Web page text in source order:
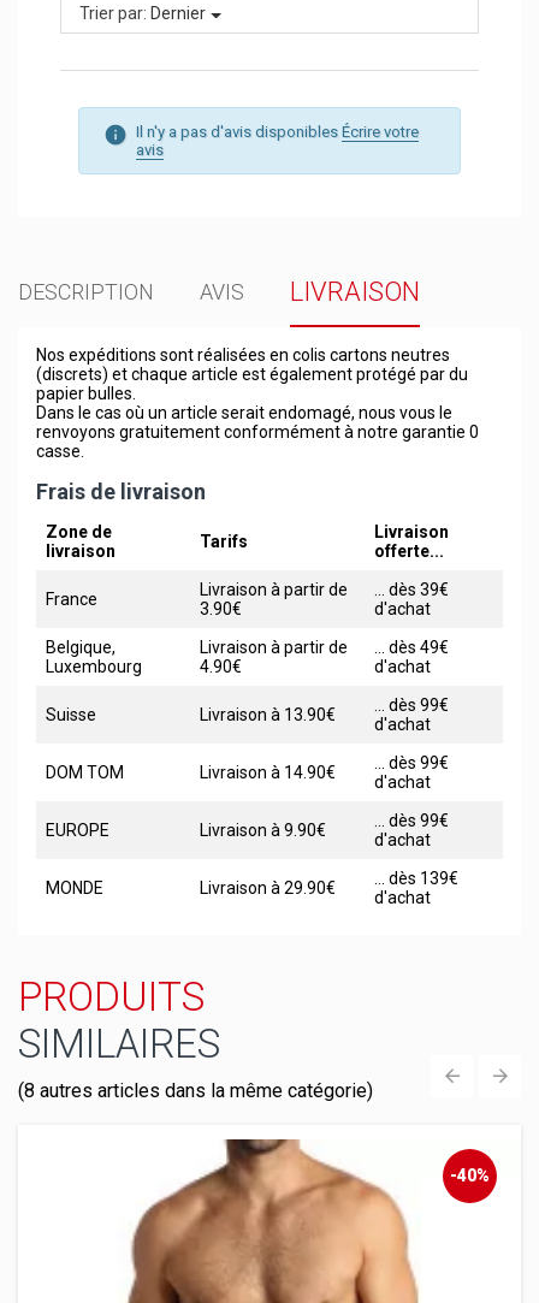
Trier par: Dernier
Il n'y a pas d'avis disponibles Écrire votre
avis
DESCRIPTION AVIS LIVRAISON
Nos expéditions sont réalisées en colis cartons neutres
(discrets) et chaque article est également protégé par du
papier bulles.
Dans le cas où un article serait endomagé, nous vous le
renvoyons gratuitement conformément à notre garantie 0
casse.
Frais de livraison
Zone de
livraison
Tarifs
Livraison
offerte...
France
Livraison à partir de
3.90€
... dès 39€
d'achat
Belgique,
Luxembourg
Livraison à partir de
4.90€
... dès 49€
d'achat
Suisse Livraison à 13.90€
... dès 99€
d'achat
DOM TOM Livraison à 14.90€
... dès 99€
d'achat
EUROPE Livraison à 9.90€
... dès 99€
d'achat
MONDE Livraison à 29.90€
... dès 139€
d'achat
PRODUITS
SIMILAIRES
(8 autres articles dans la même catégorie)
-40%